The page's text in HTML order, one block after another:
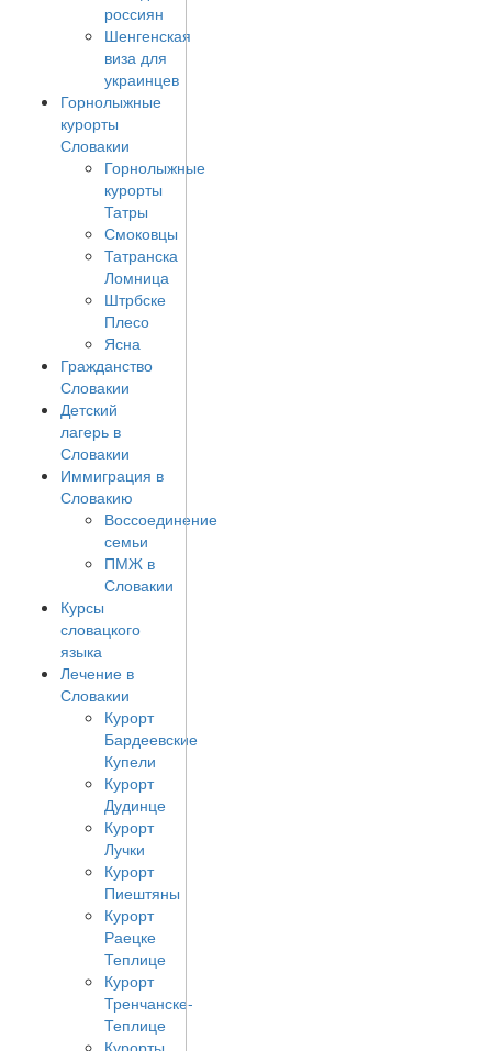
россиян
Шенгенская
виза для
украинцев
Горнолыжные
курорты
Словакии
Горнолыжные
курорты
Татры
Смоковцы
Татранска
Ломница
Штрбске
Плесо
Ясна
Гражданство
Словакии
Детский
лагерь в
Словакии
Иммиграция в
Словакию
Воссоединение
семьи
ПМЖ в
Словакии
Курсы
словацкого
языка
Лечение в
Словакии
Курорт
Бардеевские
Купели
Курорт
Дудинце
Курорт
Лучки
Курорт
Пиештяны
Курорт
Раецке
Теплице
Курорт
Тренчанске-
Теплице
Курорты